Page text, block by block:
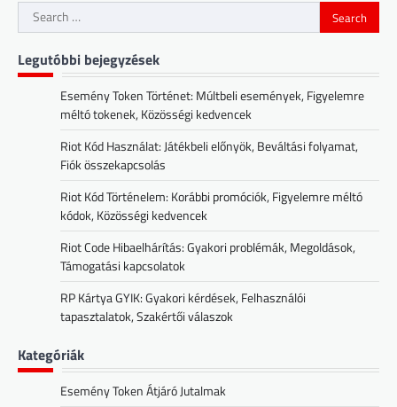
Search
for:
Legutóbbi bejegyzések
Esemény Token Történet: Múltbeli események, Figyelemre
méltó tokenek, Közösségi kedvencek
Riot Kód Használat: Játékbeli előnyök, Beváltási folyamat,
Fiók összekapcsolás
Riot Kód Történelem: Korábbi promóciók, Figyelemre méltó
kódok, Közösségi kedvencek
Riot Code Hibaelhárítás: Gyakori problémák, Megoldások,
Támogatási kapcsolatok
RP Kártya GYIK: Gyakori kérdések, Felhasználói
tapasztalatok, Szakértői válaszok
Kategóriák
Esemény Token Átjáró Jutalmak